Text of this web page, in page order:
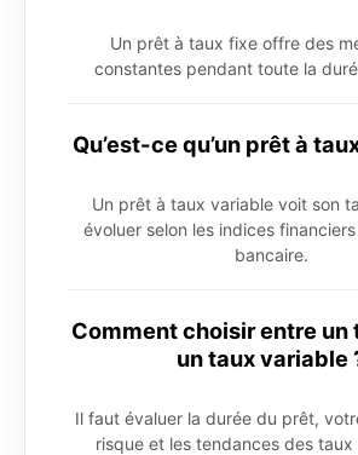
Un prêt à taux fixe offre des
constantes pendant toute la
Qu’est-ce qu’un prêt à
Un prêt à taux variable voit son
évoluer selon les indices
bancaire.
Comment choisir entre un
un taux variable
Il faut évaluer la durée du prêt,
risque et les tendances des taux